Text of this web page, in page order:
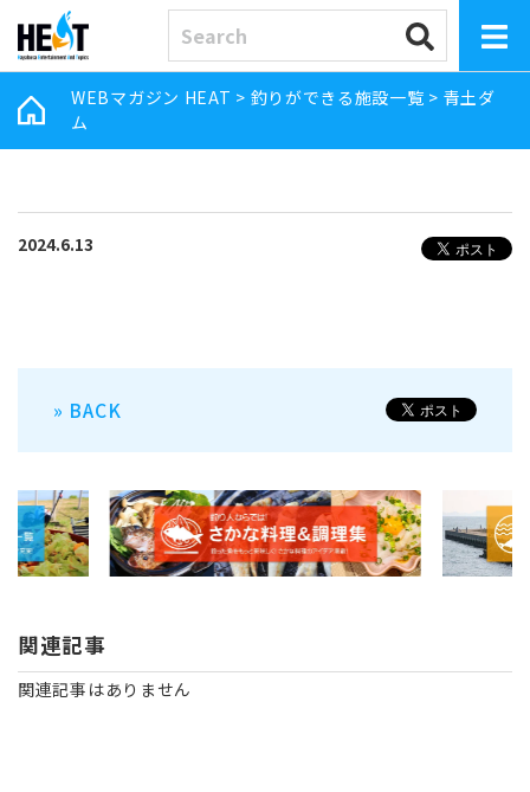
WEBマガジン HEAT > 釣りができる施設一覧 > 青土ダ
ム
2024.6.13
» BACK
関連記事
関連記事はありません